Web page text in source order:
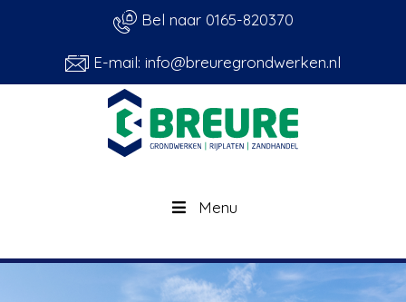
Bel naar 0165-820370
E-mail: info@breuregrondwerken.nl
Menu